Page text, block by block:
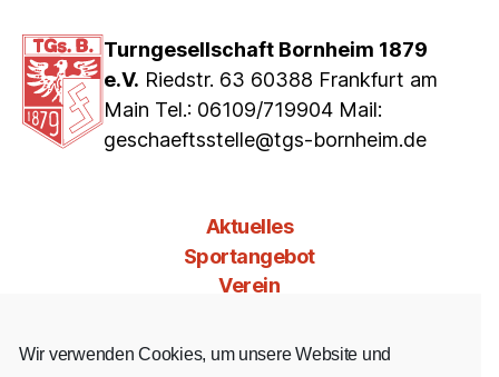
Turngesellschaft Bornheim 1879
e.V. Riedstr. 63 60388 Frankfurt am
Main Tel.: 06109/719904 Mail:
geschaeftsstelle@tgs-bornheim.de
Aktuelles
Sportangebot
Verein
Jobs & Co
Wir verwenden Cookies, um unsere Website und